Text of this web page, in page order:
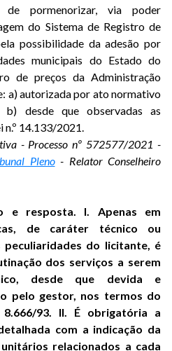
de pormenorizar, via poder
do Sistema de Registro de
possibilidade da adesão por
municipais do Estado do
de preços da Administração
a) autorizada por ato normativo
b) desde que observadas as
n.º 14.133/2021.
- Processo nº 572577/2021 -
Pleno- Relator Conselheiro
e resposta. I. Apenas em
de caráter técnico ou
peculiaridades do licitante, é
dos serviços a serem
desde que devida e
pelo gestor, nos termos do
93. II. É obrigatória a
com a indicação da
relacionados a cada